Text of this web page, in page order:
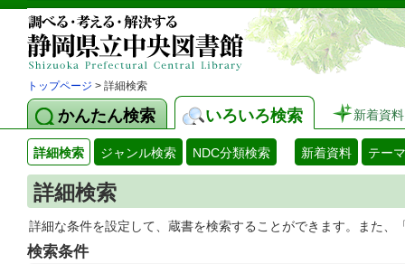
トップページ > 詳細検索
かんたん検索 いろいろ検索 新着資料
詳細検索 ジャンル検索 NDC分類検索 新着資料 テー
詳細検索
詳細な条件を設定して、蔵書を検索することができます。また
検索条件